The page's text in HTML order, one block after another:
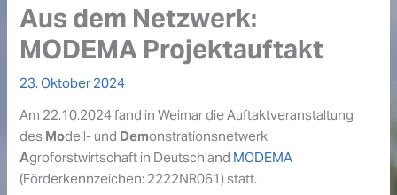
Aus dem Netzwerk:
MODEMA Projektauftakt
23. Oktober 2024
Am 22.10.2024 fand in Weimar die Auftaktveranstaltung
des Modell- und Demonstrationsnetwerk
Agroforstwirtschaft in Deutschland MODEMA
(Förderkennzeichen: 2222NR061) statt.